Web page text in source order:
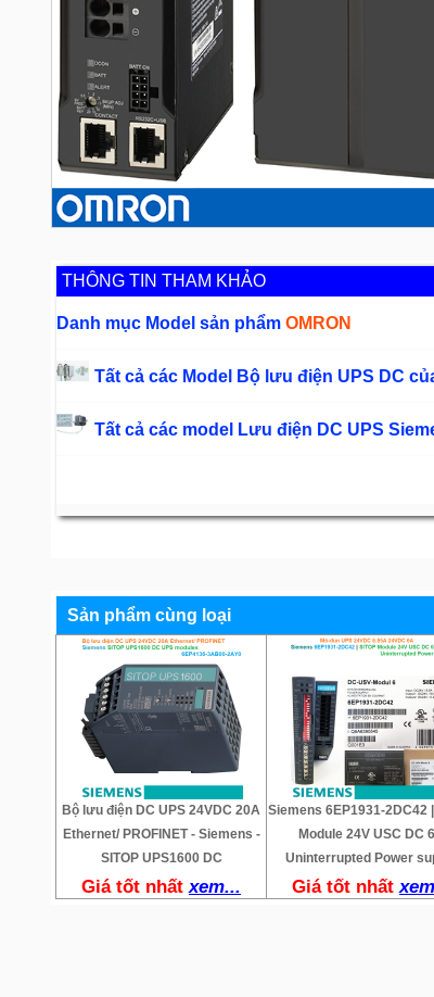
THÔNG TIN THAM KHẢO
Danh mục Model sản phẩm OMRON
Tất cả các Model Bộ lưu điện UPS DC
Tất cả các model Lưu điện DC UPS
Sản phẩm cùng loại
Bộ lưu điện DC UPS 24VDC 20A
Ethernet/ PROFINET - Siemens -
SITOP UPS1600 DC
Giá tốt nhấtxem...
Siemens 6EP1931-2DC42
Module 24V USC DC
Uninterrupted Power
Giá tốt nhất